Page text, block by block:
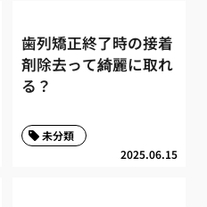
歯列矯正終了時の接着
剤除去って綺麗に取れ
る？
2025.06.15
未分類